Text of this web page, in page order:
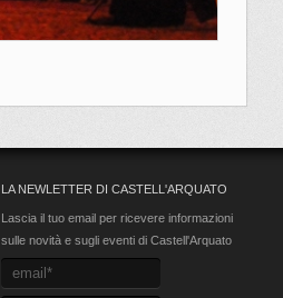
LA NEWLETTER DI CASTELL'ARQUATO
Lascia il tuo email per ricevere informazioni
sulle novità e sugli eventi di Castell'Arquato